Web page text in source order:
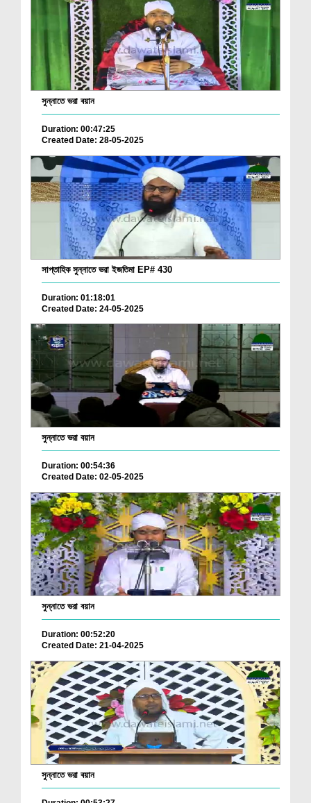
সুন্নাতে ভরা বয়ান
Duration: 00:47:25
Created Date: 28-05-2025
সাপ্তাহিক সুন্নাতে ভরা ইজতিমা EP# 430
Duration: 01:18:01
Created Date: 24-05-2025
সুন্নাতে ভরা বয়ান
Duration: 00:54:36
Created Date: 02-05-2025
সুন্নাতে ভরা বয়ান
Duration: 00:52:20
Created Date: 21-04-2025
সুন্নাতে ভরা বয়ান